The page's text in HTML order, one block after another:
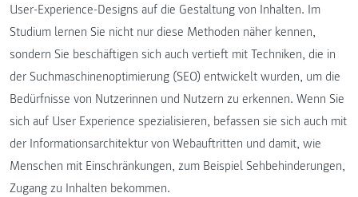
User-Experience-Designs auf die Gestaltung von Inhalten. Im
Studium lernen Sie nicht nur diese Methoden näher kennen,
sondern Sie beschäftigen sich auch vertieft mit Techniken, die in
der Suchmaschinenoptimierung (SEO) entwickelt wurden, um die
Bedürfnisse von Nutzerinnen und Nutzern zu erkennen. Wenn Sie
sich auf User Experience spezialisieren, befassen sie sich auch mit
der Informationsarchitektur von Webauftritten und damit, wie
Menschen mit Einschränkungen, zum Beispiel Sehbehinderungen,
Zugang zu Inhalten bekommen.